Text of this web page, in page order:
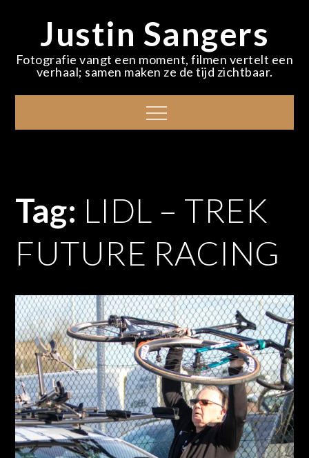
contentJustin Sangers
Fotografie vangt een moment, filmen vertelt een
verhaal; samen maken ze de tijd zichtbaar.
Menu
Tag: LIDL – TREK
FUTURE RACING